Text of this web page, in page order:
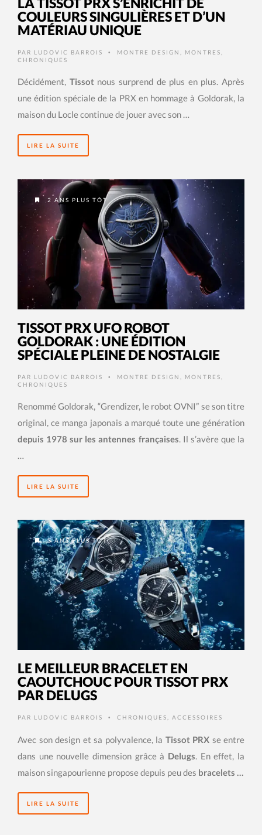
COULEURS SINGULIÈRES ET D’UN
MATÉRIAU UNIQUE
PAR LUDOVIC BARROIS • MONTRE DESIGN MONTRES
CHRONIQUES
Décidément, Tissotnous surprend de plus en plus. Après
une édition spéciale de la PRX en hommage à Goldorak, la
maison du Locle continue de jouer avec son …
LIRE LA SUITE
2 ANS PLUS TÔT
TISSOT PRX UFO ROBOT
GOLDORAK : UNE ÉDITION
SPÉCIALE PLEINE DE NOSTALGIE
PAR LUDOVIC BARROIS • MONTRE DESIGN MONTRES
CHRONIQUES
Renommé Goldorak, “Grendizer, le robot OVNI” se son titre
original, ce manga japonais a marqué toute une génération
depuis 1978 sur les antennes françaises. Il s’avère que la
…
LIRE LA SUITE
3 ANS PLUS TÔT
LE MEILLEUR BRACELET EN
CAOUTCHOUC POUR TISSOT PRX
PAR DELUGS
PAR LUDOVIC BARROIS • CHRONIQUES ACCESSOIRES
Avec son design et sa polyvalence, la Tissot PRX se entre
dans une nouvelle dimension grâce à Delugs. En effet, la
maison singapourienne propose depuis peu des bracelets …
LIRE LA SUITE